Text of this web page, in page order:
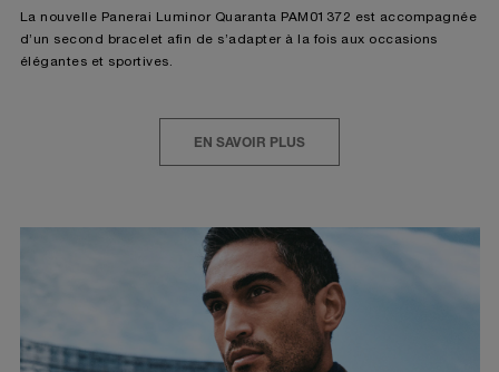
La nouvelle Panerai Luminor Quaranta PAM01372 est accompagnée
d’un second bracelet afin de s’adapter à la fois aux occasions
élégantes et sportives.
EN SAVOIR PLUS